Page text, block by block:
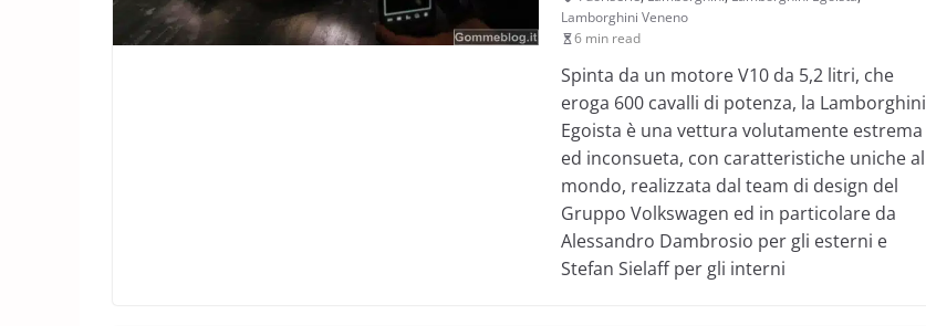
Lamborghini Veneno
6 min read
Spinta da un motore V10 da 5,2 litri, che
eroga 600 cavalli di potenza, la Lamborghini
Egoista è una vettura volutamente estrema
ed inconsueta, con caratteristiche uniche al
mondo, realizzata dal team di design del
Gruppo Volkswagen ed in particolare da
Alessandro Dambrosio per gli esterni e
Stefan Sielaff per gli interni